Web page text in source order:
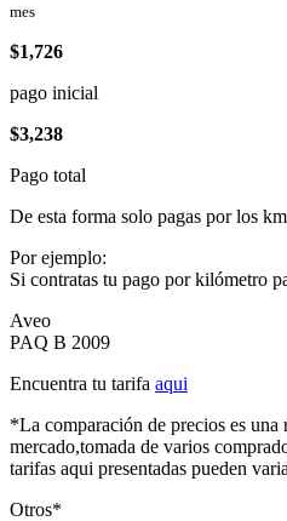
mes
$1,726
pago inicial
$3,238
Pago total
De esta forma solo pagas por los
Por ejemplo:
Si contratas tu pago por kilómetro
Aveo
PAQ B 2009
Encuentra tu tarifa aqui
*La comparación de precios es una
mercado,tomada de varios
tarifas aqui presentadas pueden
Otros*